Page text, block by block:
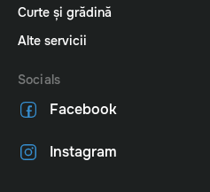
Curte și grădină
Alte servicii
Socials
Facebook
Instagram